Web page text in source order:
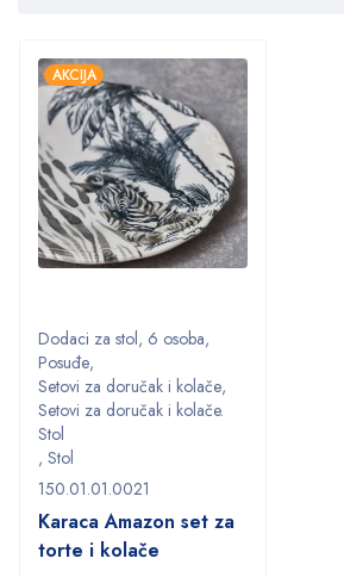
AKCIJA
Dodaci za stol, 6 osoba,
Posuđe,
Setovi za doručak i kolače,
Setovi za doručak i kolače.
Stol
, Stol
150.01.01.0021
Karaca Amazon set za
torte i kolače